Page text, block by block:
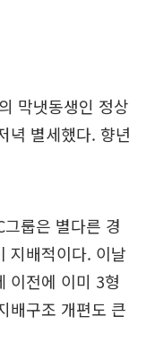
막냇동생인 정상
녁 별세했다. 향년
룹은 별다른 경
지배적이다. 이날
이전에 이미 3형
배구조 개편도 큰